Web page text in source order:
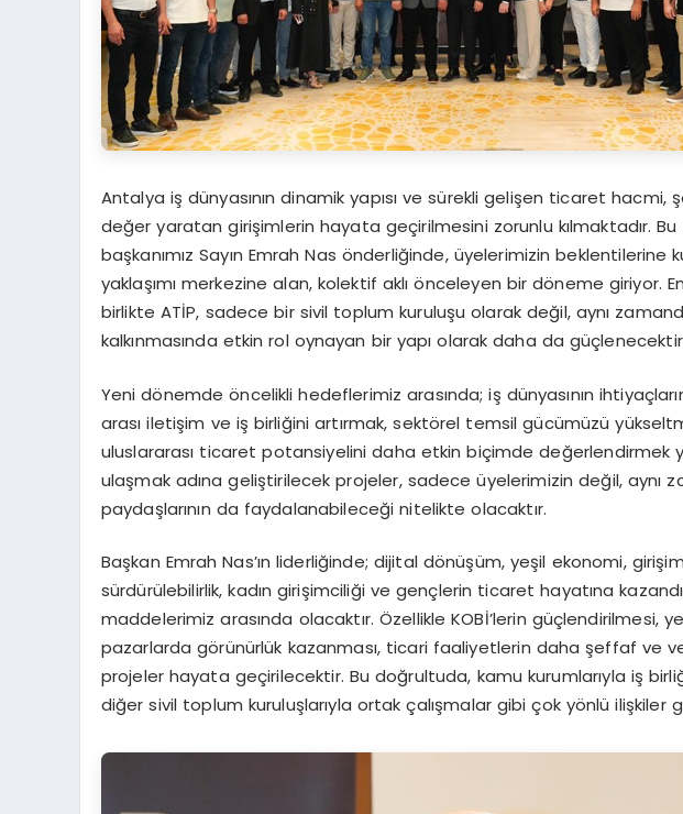
Antalya iş dünyasının dinamik yapısı ve sürekli gelişen ticaret
değer yaratan girişimlerin hayata geçirilmesini zorunlu kılmaktadır.
başkanımız Sayın Emrah Nas önderliğinde, üyelerimizin beklentilerine
yaklaşımı merkezine alan, kolektif aklı önceleyen bir döneme giriyor.
birlikte ATİP, sadece bir sivil toplum kuruluşu olarak değil, aynı
kalkınmasında etkin rol oynayan bir yapı olarak daha da
Yeni dönemde öncelikli hedeflerimiz arasında; iş dünyasının
arası iletişim ve iş birliğini artırmak, sektörel temsil gücümüzü
uluslararası ticaret potansiyelini daha etkin biçimde değerlendirmek
ulaşmak adına geliştirilecek projeler, sadece üyelerimizin değil, aynı
paydaşlarının da faydalanabileceği nitelikte olacaktır.
Başkan Emrah Nas’ın liderliğinde; dijital dönüşüm, yeşil ekonomi,
sürdürülebilirlik, kadın girişimciliği ve gençlerin ticaret hayatına
maddelerimiz arasında olacaktır. Özellikle KOBİ’lerin güçlendirilmesi,
pazarlarda görünürlük kazanması, ticari faaliyetlerin daha şeffaf ve
projeler hayata geçirilecektir. Bu doğrultuda, kamu kurumlarıyla iş
diğer sivil toplum kuruluşlarıyla ortak çalışmalar gibi çok yönlü ilişkiler